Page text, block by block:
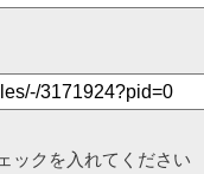
ックを入れてください